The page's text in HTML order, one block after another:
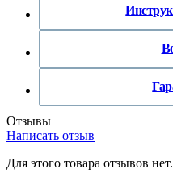
Отзывы
Написать отзыв
Для этого товара отзывов нет.